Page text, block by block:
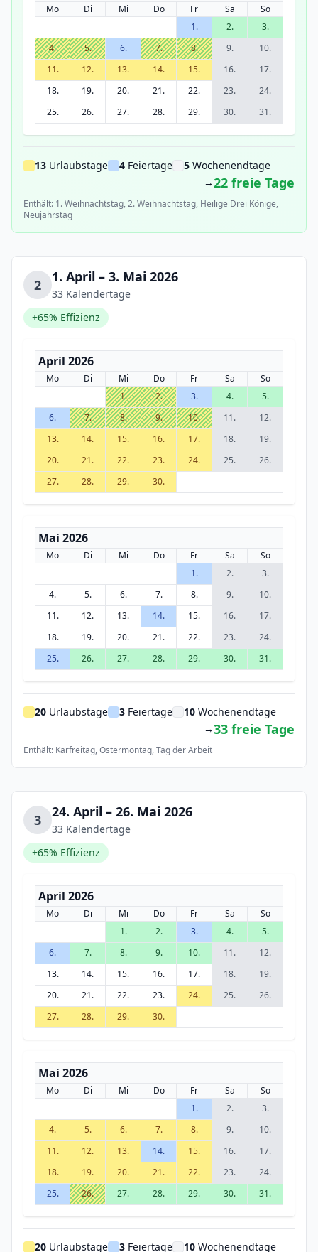
Mo Di Mi Do Fr Sa
So
1.
2.
3.
4.
5. 6. 7. 8. 9.
10.
11.
12. 13. 14. 15. 16.
17.
18.
19. 20. 21. 22. 23.
24.
25.
26. 27. 28. 29. 30. 31.
13 Urlaubstage 4 Feiertage 5 Wochenendtage
→22 freie Tage
Enthält: 1. Weihnachtstag, 2. Weihnachtstag, Heilige Drei Könige,
Neujahrstag
2 1. April – 3. Mai 2026
33 Kalendertage
+65% Effizienz
April 2026
Mo Di Mi Do Fr Sa
So
1.
2. 3. 4.
5.
6.
7. 8. 9. 10. 11.
12.
13.
14. 15. 16. 17. 18.
19.
20.
21. 22. 23. 24. 25.
26.
27.
28. 29. 30.
Mai 2026
Mo Di Mi Do Fr Sa
So
1.
2.
3.
4.
5. 6. 7. 8. 9.
10.
11.
12. 13. 14. 15. 16.
17.
18.
19. 20. 21. 22. 23.
24.
25.
26. 27. 28. 29. 30. 31.
20 Urlaubstage 3 Feiertage 10 Wochenendtage
→33 freie Tage
Enthält: Karfreitag, Ostermontag, Tag der Arbeit
3 24. April – 26. Mai 2026
33 Kalendertage
+65% Effizienz
April 2026
Mo Di Mi Do Fr Sa
So
1.
2. 3. 4.
5.
6.
7. 8. 9. 10. 11.
12.
13.
14. 15. 16. 17. 18.
19.
20.
21. 22. 23. 24. 25.
26.
27.
28. 29. 30.
Mai 2026
Mo Di Mi Do Fr Sa
So
1.
2.
3.
4.
5. 6. 7. 8. 9.
10.
11.
12. 13. 14. 15. 16.
17.
18.
19. 20. 21. 22. 23.
24.
25.
26. 27. 28. 29. 30. 31.
20 Urlaubstage 3 Feiertage 10 Wochenendtage